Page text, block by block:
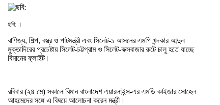
ছবি: ।
বাণিজ্য, শিল্প, বস্ত্র ও পাটমন্ত্রী এবং সিলেট-১ আসনের এমপি খন্দকার আব্দুল
মুক্তাদিরের প্রচেষ্টায় সিলেট-চট্টগ্রাম ও সিলেট-কক্সবাজার রুটে চালু হতে যাচ্ছে
বিমানের ফ্লাইট।
রবিবার (২৪ মে) সকালে বিমান বাংলাদেশ এয়ারলাইন্স-এর এমডি কাইজার সোহেল
আহমেদের সঙ্গে এ বিষয়ে আলোচনা করেন মন্ত্রী।